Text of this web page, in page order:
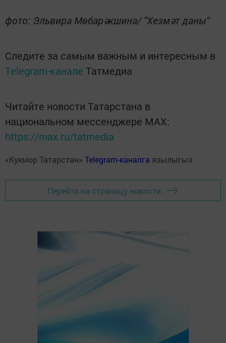
фото: Эльвира Мөбарәкшина/ "Хезмәт даны"
Следите за самым важным и интересным в
Telegram-канале Татмедиа
Читайте новости Татарстана в
национальном мессенджере MАХ:
https://max.ru/tatmedia
«Кукмор Татарстан» Telegram-каналга язылыгыз
Перейти на страницу новости